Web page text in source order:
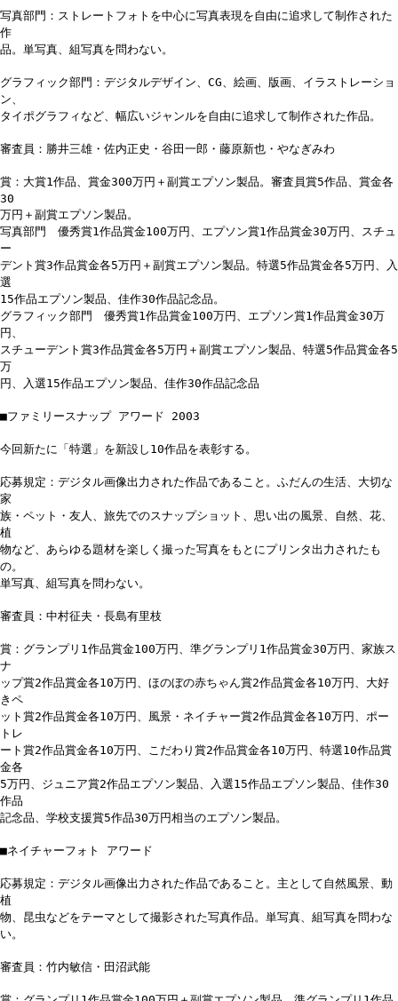
写真部門：ストレートフォトを中心に写真表現を自由に追求して制作された
作
品。単写真、組写真を問わない。
グラフィック部門：デジタルデザイン、CG、絵画、版画、イラストレーショ
ン、
タイポグラフィなど、幅広いジャンルを自由に追求して制作された作品。
審査員：勝井三雄・佐内正史・谷田一郎・藤原新也・やなぎみわ
賞：大賞1作品、賞金300万円＋副賞エプソン製品。審査員賞5作品、賞金各
30
万円＋副賞エプソン製品。
写真部門 優秀賞1作品賞金100万円、エプソン賞1作品賞金30万円、スチュ
ー
デント賞3作品賞金各5万円＋副賞エプソン製品。特選5作品賞金各5万円、入
選
15作品エプソン製品、佳作30作品記念品。
グラフィック部門 優秀賞1作品賞金100万円、エプソン賞1作品賞金30万
円、
スチューデント賞3作品賞金各5万円＋副賞エプソン製品、特選5作品賞金各5
万
円、入選15作品エプソン製品、佳作30作品記念品
■ファミリースナップ アワード 2003
今回新たに「特選」を新設し10作品を表彰する。
応募規定：デジタル画像出力された作品であること。ふだんの生活、大切な
家
族・ペット・友人、旅先でのスナップショット、思い出の風景、自然、花、
植
物など、あらゆる題材を楽しく撮った写真をもとにプリンタ出力されたも
の。
単写真、組写真を問わない。
審査員：中村征夫・長島有里枝
賞：グランプリ1作品賞金100万円、準グランプリ1作品賞金30万円、家族ス
ナ
ップ賞2作品賞金各10万円、ほのぼの赤ちゃん賞2作品賞金各10万円、大好
きペ
ット賞2作品賞金各10万円、風景・ネイチャー賞2作品賞金各10万円、ポー
トレ
ート賞2作品賞金各10万円、こだわり賞2作品賞金各10万円、特選10作品賞
金各
5万円、ジュニア賞2作品エプソン製品、入選15作品エプソン製品、佳作30
作品
記念品、学校支援賞5作品30万円相当のエプソン製品。
■ネイチャーフォト アワード
応募規定：デジタル画像出力された作品であること。主として自然風景、動
植
物、昆虫などをテーマとして撮影された写真作品。単写真、組写真を問わな
い。
審査員：竹内敏信・田沼武能